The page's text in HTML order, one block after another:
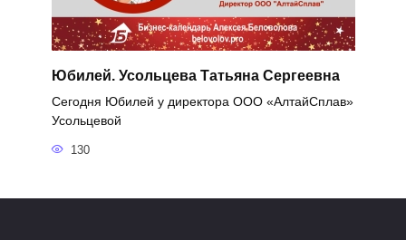
Юбилей. Усольцева Татьяна Сергеевна
Сегодня Юбилей у директора ООО «АлтайСплав»
Усольцевой
130